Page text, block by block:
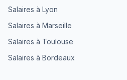
Salaires à Lyon
Salaires à Marseille
Salaires à Toulouse
Salaires à Bordeaux